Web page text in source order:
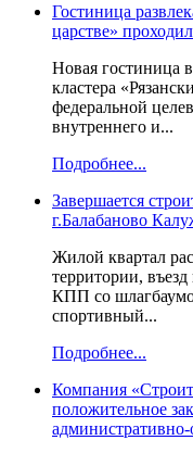
Гостиница
царстве»
Новая гостиница
кластера
федеральной
внутреннего и...
Подробнее...
Завершается
г.Балабаново
Жилой квартал
территории, въезд
КПП со
спортивный...
Подробнее...
Компания
положительное